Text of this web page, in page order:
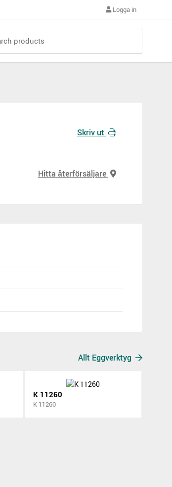
Logga in
Skriv ut
Hitta återförsäljare
Allt Eggverktyg
K 11260
K 11260